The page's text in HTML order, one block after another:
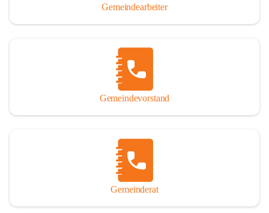
streng gendergerechten Ausdrucksform Abstand genommen
So darf ich Sie zu einer interessanten, vergnüglichen und
manchmal auch nachdenklich machenden Zeitreise durch die
Jahrhunderte, ja Jahrtausende alte Geschichte von der Steinzeit
einladen.
Gemeindearbeiter
Gemeindevorstand
Gemeinderat